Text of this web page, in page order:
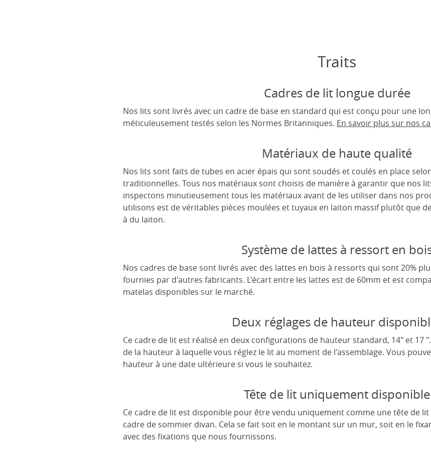
Traits
Cadres de lit longue durée
Nos lits sont livrés avec un cadre de base en standard qui est conçu pour une
méticuleusement testés selon les Normes Britanniques. En savoir plus sur nos
Matériaux de haute qualité
Nos lits sont faits de tubes en acier épais qui sont soudés et coulés en place
traditionnelles. Tous nos matériaux sont choisis de manière à garantir que nos
inspectons minutieusement tous les matériaux avant de les utiliser dans nos
utilisons est de véritables pièces moulées et tuyaux en laiton massif plutôt que
à du laiton.
Système de lattes à ressort en
Nos cadres de base sont livrés avec des lattes en bois à ressorts qui sont 20%
fournies par d'autres fabricants. L'écart entre les lattes est de 60mm et est
matelas disponibles sur le marché.
Deux réglages de hauteur
Ce cadre de lit est réalisé en deux configurations de hauteur standard, 14" et 17
de la hauteur à laquelle vous réglez le lit au moment de l'assemblage. Vous
hauteur à une date ultérieure si vous le souhaitez.
Tête de lit uniquement disponible
Ce cadre de lit est disponible pour être vendu uniquement comme une tête de
cadre de sommier divan. Cela se fait soit en le montant sur un mur, soit en le
avec des fixations que nous fournissons.